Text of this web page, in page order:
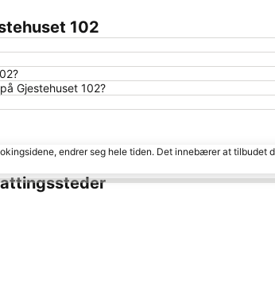
102
Gjestehuset 102?
endrer seg hele tiden. Det innebærer at tilbudet